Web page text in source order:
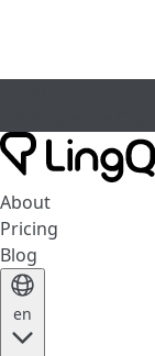
About
Pricing
Blog
en